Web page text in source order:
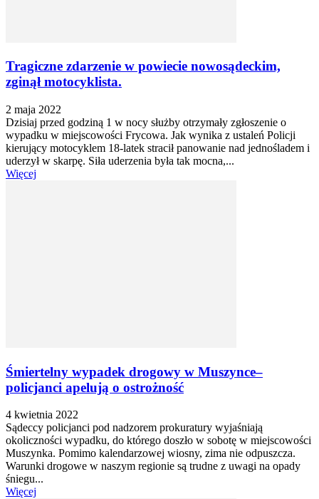
Tragiczne zdarzenie w powiecie nowosądeckim,
zginął motocyklista.
2 maja 2022
Dzisiaj przed godziną 1 w nocy służby otrzymały zgłoszenie o
wypadku w miejscowości Frycowa. Jak wynika z ustaleń Policji
kierujący motocyklem 18-latek stracił panowanie nad jednośladem i
uderzył w skarpę. Siła uderzenia była tak mocna,...
Więcej
Śmiertelny wypadek drogowy w Muszynce–
policjanci apelują o ostrożność
4 kwietnia 2022
Sądeccy policjanci pod nadzorem prokuratury wyjaśniają
okoliczności wypadku, do którego doszło w sobotę w miejscowości
Muszynka. Pomimo kalendarzowej wiosny, zima nie odpuszcza.
Warunki drogowe w naszym regionie są trudne z uwagi na opady
śniegu...
Więcej